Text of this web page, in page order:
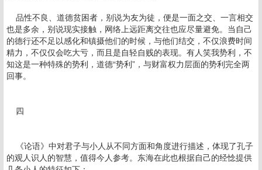
品性不良、道德贫困者，别说为友为徒，便是一面之交、一言相交
也是多余，别说现实接触，网络上远距离交往也应尽量避免。当自己
的德行还不足以感化和镇摄他们的时候，与他们结交，不仅浪费时间
精力，不仅仅会吃大亏，而且是自轻自贱的表现。有人笑我势利，不
知这是一种特殊的势利，道德“势利”，与财富权力层面的势利完全两
回事。
四
《论语》中对君子与小人从不同方面和角度进行描述，体现了孔子
的观人识人的智慧，值得今人参考。东海在此也根据自己的经惗提供